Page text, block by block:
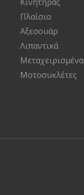
Πλαίσιο
Αξεσουάρ
Λιπαντικά
Μεταχειρισμένα
Μοτοσυκλέτες